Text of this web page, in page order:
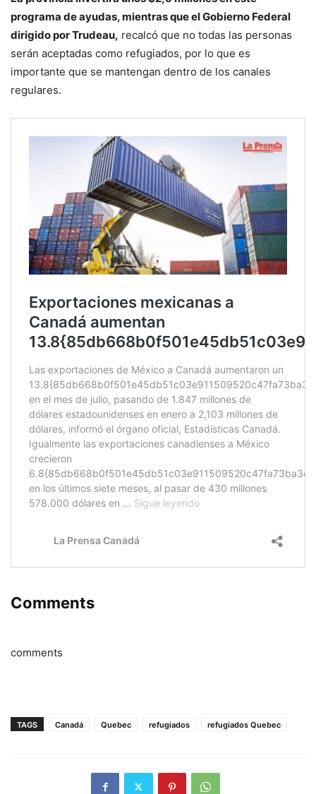
programa de ayudas, mientras que el Gobierno Federal
dirigido por Trudeau, recalcó que no todas las personas
serán aceptadas como refugiados, por lo que es
importante que se mantengan dentro de los canales
regulares.
Comments
comments
TAGS Canadá Quebec refugiados refugiados Quebec